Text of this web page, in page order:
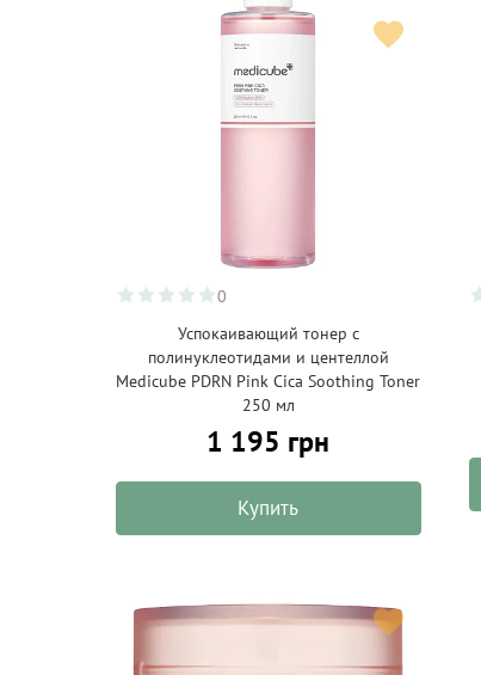
0
Успокаивающий тонер с
полинуклеотидами и центеллой
Medicube PDRN Pink Cica Soothing Toner
250 мл
1 195 грн
Купить